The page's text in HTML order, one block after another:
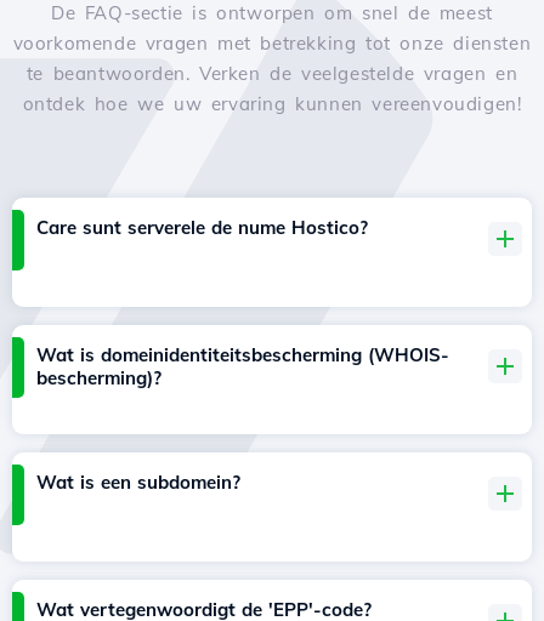
De FAQ-sectie is ontworpen om snel de meest
voorkomende vragen met betrekking tot onze diensten
te beantwoorden. Verken de veelgestelde vragen en
ontdek hoe we uw ervaring kunnen vereenvoudigen!
Care sunt serverele de nume Hostico?
Wat is domeinidentiteitsbescherming (WHOIS-
bescherming)?
Wat is een subdomein?
Wat vertegenwoordigt de 'EPP'-code?